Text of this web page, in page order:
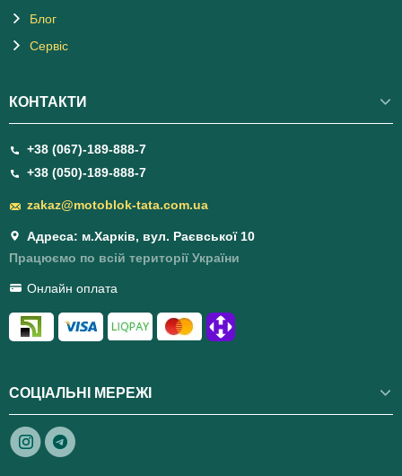
Блог
Сервіс
КОНТАКТИ
+38 (067)-189-888-7
+38 (050)-189-888-7
zakaz@motoblok-tata.com.ua
Адреса: м.Харків, вул. Раєвської 10
Працюємо по всій території України
Онлайн оплата
СОЦІАЛЬНІ МЕРЕЖІ